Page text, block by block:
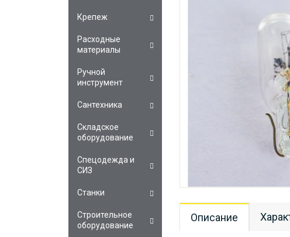
Описание
Крепеж
Расходные
материалы
Ручной
инструмент
Сантехника
Складское
оборудование
Спецодежда и
СИЗ
Станки
Строительное
оборудование